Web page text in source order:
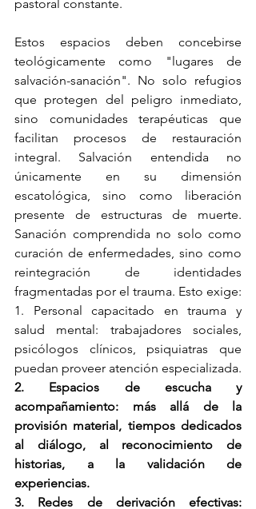
pastoral constante.
Estos espacios deben concebirse
teológicamente como "lugares de
salvación-sanación". No solo refugios
que protegen del peligro inmediato,
sino comunidades terapéuticas que
facilitan procesos de restauración
integral. Salvación entendida no
únicamente en su dimensión
escatológica, sino como liberación
presente de estructuras de muerte.
Sanación comprendida no solo como
curación de enfermedades, sino como
reintegración de identidades
fragmentadas por el trauma. Esto exige:
1. Personal capacitado en trauma y
salud mental: trabajadores sociales,
psicólogos clínicos, psiquiatras que
puedan proveer atención especializada.
2. Espacios de escucha y
acompañamiento: más allá de la
provisión material, tiempos dedicados
al diálogo, al reconocimiento de
historias, a la validación de
experiencias.
3. Redes de derivación efectivas: